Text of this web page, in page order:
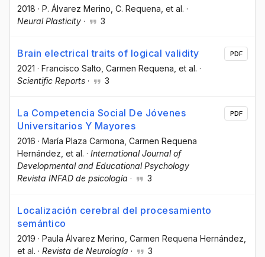
2018 · P. Álvarez Merino , C. Requena , et al. ·
Neural Plasticity · 3
Brain electrical traits of logical validity
2021 · Francisco Salto , Carmen Requena , et al. ·
Scientific Reports · 3
PDF
La Competencia Social De Jóvenes
Universitarios Y Mayores
2016 · María Plaza Carmona , Carmen Requena
Hernández , et al. · International Journal of
Developmental and Educational Psychology
Revista INFAD de psicología · 3
PDF
Localización cerebral del procesamiento
semántico
2019 · Paula Álvarez Merino , Carmen Requena Hernández
et al. · Revista de Neurología · 3